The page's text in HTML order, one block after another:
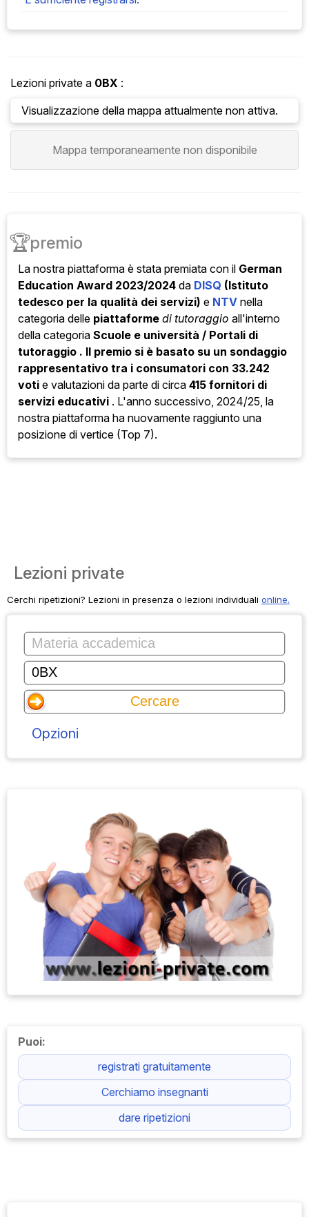
Lezioni private a 0BX :
Visualizzazione della mappa attualmente non attiva.
Mappa temporaneamente non disponibile
🏆premio
La nostra piattaforma è stata premiata con il German
Education Award 2023/2024 da DISQ (Istituto
tedesco per la qualità dei servizi) e NTV nella
categoria delle piattaforme di tutoraggio all'interno
della categoria Scuole e università / Portali di
tutoraggio . Il premio si è basato su un sondaggio
rappresentativo tra i consumatori con 33.242
voti e valutazioni da parte di circa 415 fornitori di
servizi educativi . L'anno successivo, 2024/25, la
nostra piattaforma ha nuovamente raggiunto una
posizione di vertice (Top 7).
Lezioni private
Cerchi ripetizioni? Lezioni in presenza o lezioni individuali online.
Opzioni
Puoi:
registrati gratuitamente
Cerchiamo insegnanti
dare ripetizioni